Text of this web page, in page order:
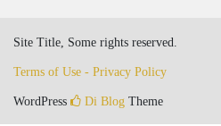
Site Title, Some rights reserved.
Terms of Use - Privacy Policy
WordPress Di Blog Theme